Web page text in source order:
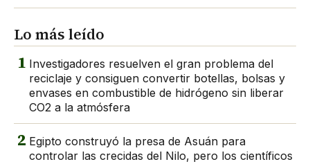
Lo más leído
1 Investigadores resuelven el gran problema del
reciclaje y consiguen convertir botellas, bolsas y
envases en combustible de hidrógeno sin liberar
CO2 a la atmósfera
2 Egipto construyó la presa de Asuán para
controlar las crecidas del Nilo, pero los científicos